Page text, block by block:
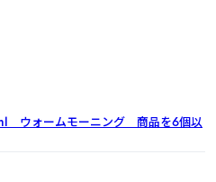
ウォームモーニング 商品を6個以